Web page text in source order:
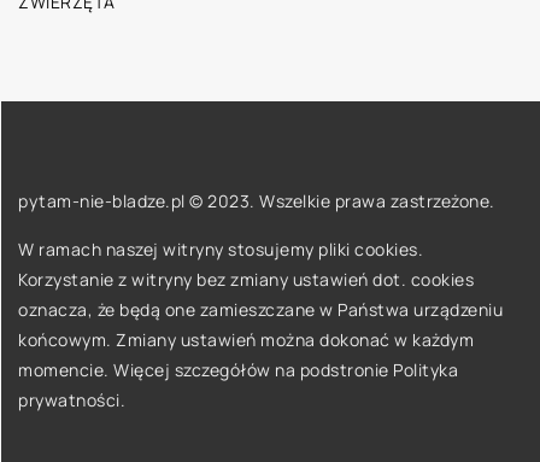
pytam-nie-bladze.pl © 2023. Wszelkie prawa zastrzeżone.
W ramach naszej witryny stosujemy pliki cookies.
Korzystanie z witryny bez zmiany ustawień dot. cookies
oznacza, że będą one zamieszczane w Państwa urządzeniu
końcowym. Zmiany ustawień można dokonać w każdym
momencie. Więcej szczegółów na podstronie Polityka
prywatności.